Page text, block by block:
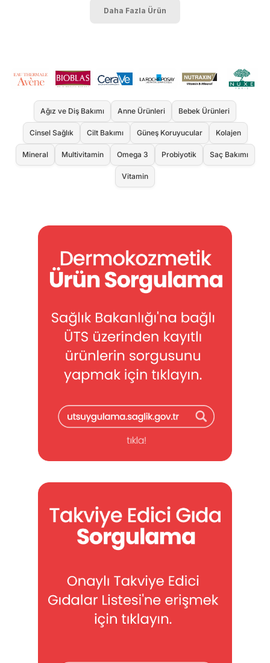
Daha Fazla Ürün
Ağız ve Diş Bakımı Anne Ürünleri Bebek Ürünleri
Cinsel Sağlık Cilt Bakımı Güneş Koruyucular Kolajen
Mineral Multivitamin Omega 3 Probiyotik Saç Bakımı
Vitamin